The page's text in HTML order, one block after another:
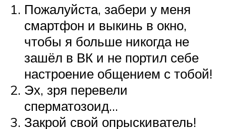
Пожалуйста, забери у меня
смартфон и выкинь в окно,
чтобы я больше никогда не
зашёл в ВК и не портил себе
настроение общением с тобой!
Эх, зря перевели
сперматозоид…
Закрой свой опрыскиватель!